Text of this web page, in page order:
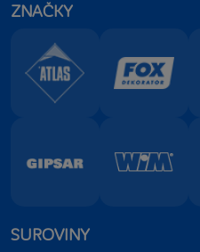
ZNAČKY
SUROVINY